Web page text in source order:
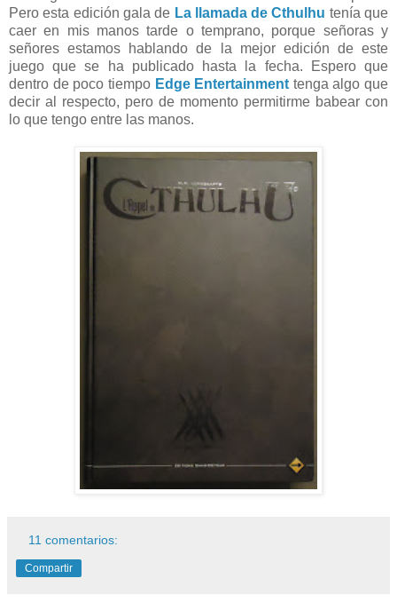
Pero esta edición gala de La llamada de Cthulhu tenía que
caer en mis manos tarde o temprano, porque señoras y
señores estamos hablando de la mejor edición de este
juego que se ha publicado hasta la fecha. Espero que
dentro de poco tiempo Edge Entertainment tenga algo que
decir al respecto, pero de momento permitirme babear con
lo que tengo entre las manos.
11 comentarios:
Compartir